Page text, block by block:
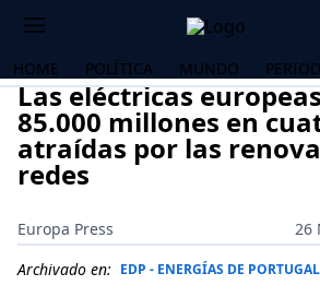
HOME POLÍTICA MUNDO
Las eléctricas
85.000 millones en
atraídas por las
redes
Europa Press
26
Archivado en: EDP - ENERGÍAS DE PORTUGAL